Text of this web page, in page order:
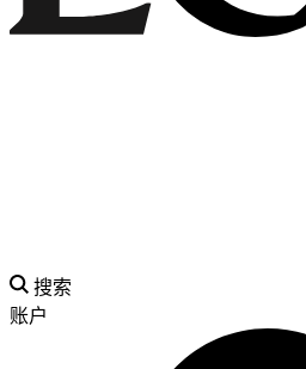
搜索
账户